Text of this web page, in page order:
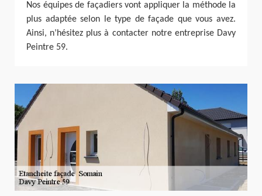
Nos équipes de façadiers vont appliquer la méthode la
plus adaptée selon le type de façade que vous avez.
Ainsi, n’hésitez plus à contacter notre entreprise Davy
Peintre 59.